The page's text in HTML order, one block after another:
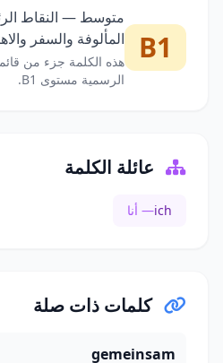
B1
متوسط — النقاط
المألوفة والسفر
هذه الكلمة جزء من
الرسمية مستوى B1.
عائلة الكلمة
ich— أنا
كلمات ذات صلة
gemeinsam